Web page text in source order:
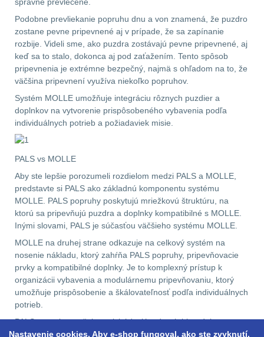
Chrániče sluchu
Nášivky74
Ostatní50
LIKVIDÁCIA SKLADU
(78)
Horolezectvo
Karabíny1
Laná2
Magnézium3
Outdoorová obuv 1
Príslušenstvo1
Oblečenie na turistiku67
Podobne prevliekanie popruhu dnu a von znamená, že puzdro
zostane pevne pripevnené aj v prípade, že sa zapínanie
rozbije. Videli sme, ako puzdra zostávajú pevne pripevnené, aj
keď sa to stalo, dokonca aj pod zaťažením. Tento spôsob
pripevnenia je extrémne bezpečný, najmä s ohľadom na to, že
väčšina pripevnení využíva niekoľko popruhov.
Systém MOLLE umožňuje integráciu rôznych puzdier a
doplnkov na vytvorenie prispôsobeného vybavenia podľa
individuálnych potrieb a požiadaviek misie.
PALS vs MOLLE
Aby ste lepšie porozumeli rozdielom medzi PALS a MOLLE,
predstavte si PALS ako základnú komponentu systému
MOLLE. PALS popruhy poskytujú mriežkovú štruktúru, na
ktorú sa pripevňujú puzdra a doplnky kompatibilné s MOLLE.
Inými slovami, PALS je súčasťou väčšieho systému MOLLE.
MOLLE na druhej strane odkazuje na celkový systém na
nosenie nákladu, ktorý zahŕňa PALS popruhy, pripevňovacie
prvky a kompatibilné doplnky. Je to komplexný prístup k
organizácii vybavenia a modulárnemu pripevňovaniu, ktorý
umožňuje prispôsobenie a škálovateľnosť podľa individuálnych
potrieb.
PALS popruhy zvyčajne prichádzajú v dvoch hlavných
variantoch. Laserom rezané je lacnejšia a nízkoprofilová
Nastavenie cookies. Aby e-shop fungoval, ako ste zvyknutí.